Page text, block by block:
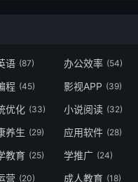
语 (87) 办公效率 (54)
程 (45) 影视APP (39)
优化 (33) 小说阅读 (32)
养生 (29) 应用软件 (28)
教育 (25) 学推广 (24)
营 (20) 成人教育 (18)